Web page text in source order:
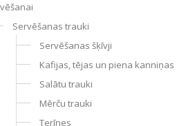
Servēšanas trauki
Servēšanas šķīvji
Kafijas, tējas un piena kanniņas
Salātu trauki
Mērču trauki
Terīnes